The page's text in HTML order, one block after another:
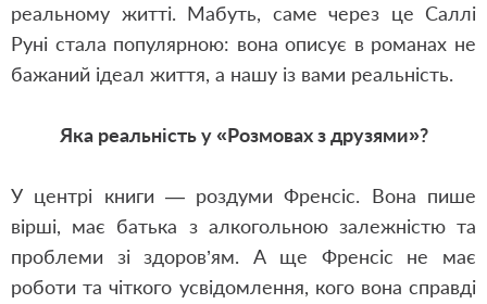
реальному житті. Мабуть, саме через це Саллі
Руні стала популярною: вона описує в романах не
бажаний ідеал життя, а нашу із вами реальність.
Яка реальність у «Розмовах з друзями»?
У центрі книги — роздуми Френсіс. Вона пише
вірші, має батька з алкогольною залежністю та
проблеми зі здоров’ям. А ще Френсіс не має
роботи та чіткого усвідомлення, кого вона справді